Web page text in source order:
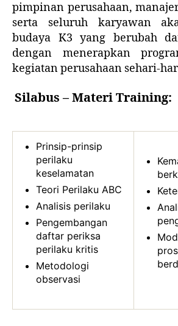
pimpinan perusahaan,
serta seluruh karyawan
budaya K3 yang berubah
dengan menerapkan
kegiatan perusahaan sehari-
Silabus – Materi Training:
Prinsip-prinsip
perilaku
keselamatan
Teori Perilaku ABC
Analisis perilaku
Pengembangan
daftar periksa
perilaku kritis
Metodologi
observasi